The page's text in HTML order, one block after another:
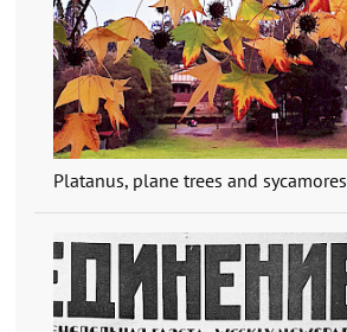
Platanus, plane trees and sycamores